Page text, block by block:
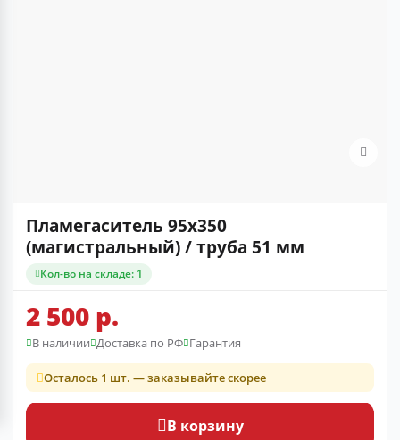
Пламегаситель 95x350
(магистральный) / труба 51 мм
Кол-во на складе: 1
2 500 р.
В наличии Доставка по РФ Гарантия
Осталось 1 шт. — заказывайте скорее
В корзину